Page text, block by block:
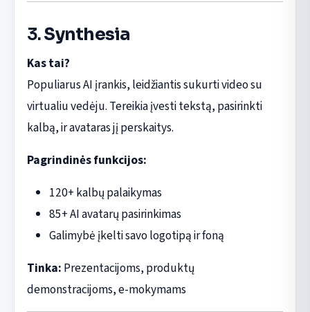
3.Synthesia
Kas tai?
Populiarus AI įrankis, leidžiantis sukurti video su
virtualiu vedėju. Tereikia įvesti tekstą, pasirinkti
kalbą, ir avataras jį perskaitys.
Pagrindinės funkcijos:
120+ kalbų palaikymas
85+ AI avatarų pasirinkimas
Galimybė įkelti savo logotipą ir foną
Tinka: Prezentacijoms, produktų
demonstracijoms, e-mokymams